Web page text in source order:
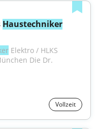
Haustechniker
Elektro / HLKS
Die Dr.
Vollzeit